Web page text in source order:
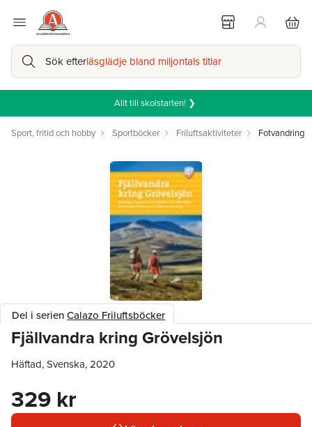
Sök efterläsglädje bland miljontals titlar
Allt till skolstarten! ❯
Sport, fritid och hobby Sportböcker Friluftsaktiviteter Fotvandring
Del i serienCalazo Friluftsböcker
Fjällvandra kring Grövelsjön
Häftad, Svenska, 2020
329 kr